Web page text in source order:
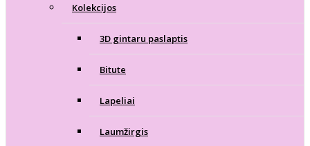
Kolekcijos
3D gintaru paslaptis
Bitute
Lapeliai
Laumžirgis